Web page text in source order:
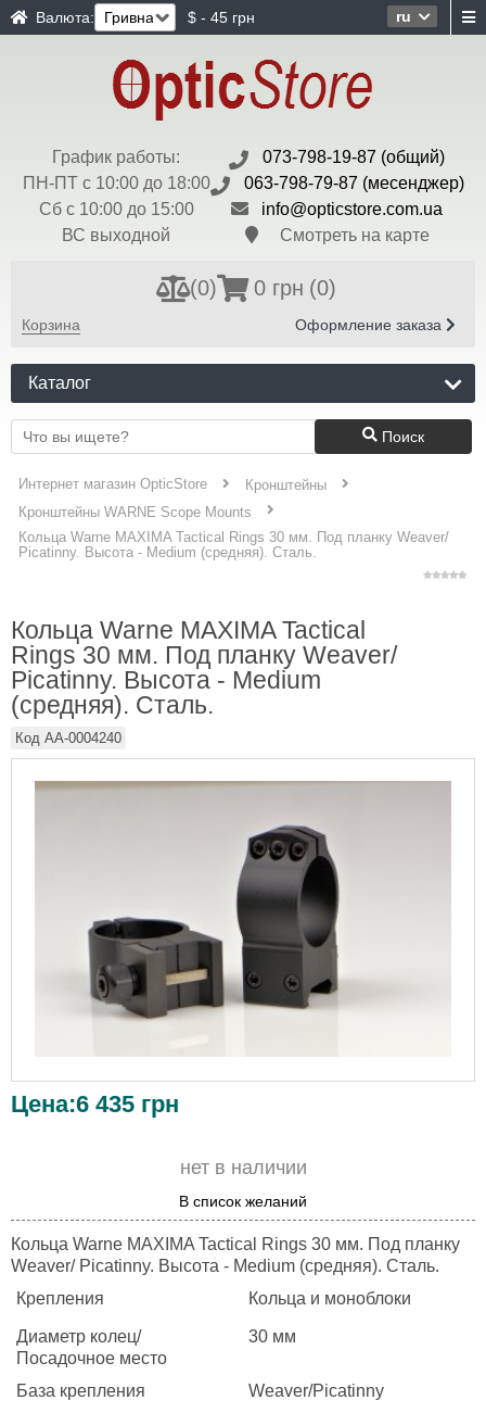
ru
Валюта: $ - 45 грн
График работы:
ПН-ПТ с 10:00 до 18:00
Сб с 10:00 до 15:00
ВС выходной
073-798-19-87 (общий)
063-798-79-87 (месенджер)
info@opticstore.com.ua
Смотреть на карте
(0) 0 грн (0)
Корзина Оформление заказа
Каталог
Поиск
Интернет магазин OpticStore
Кронштейны
Кронштейны WARNE Scope Mounts
Кольцa Warne MAXIMA Tactical Rings 30 мм. Под планку Weaver/
Picatinny. Высота - Medium (средняя). Сталь.
Кольцa Warne MAXIMA Tactical
Rings 30 мм. Под планку Weaver/
Picatinny. Высота - Medium
(средняя). Сталь.
Код AA-0004240
Цена:6 435 грн
нет в наличии
В список желаний
Кольцa Warne MAXIMA Tactical Rings 30 мм. Под планку
Weaver/ Picatinny. Высота - Medium (средняя). Сталь.
Крепления
Кольца и моноблоки
Диаметр колец/
Посадочное место
30 мм
База крепления
Weaver/Picatinny